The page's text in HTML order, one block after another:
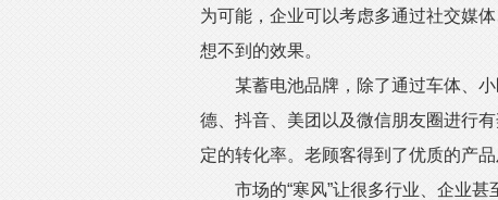
为可能，企业可以考虑多通过社交媒
想不到的效果。
某蓄电池品牌，除了通过车体、小
德、抖音、美团以及微信朋友圈进行
定的转化率。老顾客得到了优质的产
市场的“寒风”让很多行业、企业甚